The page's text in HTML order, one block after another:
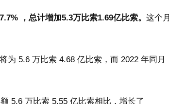
，总计增加5.3万比索1.69亿比索。 这个月
为 5.6 万比索 4.68 亿比索，而 2022 年同月
5.6 万比索 5.55 亿比索相比，增长了